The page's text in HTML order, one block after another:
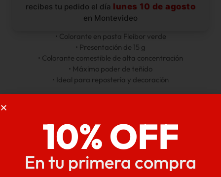
recibes tu pedido el día lunes 10 de agosto
en Montevideo
• Colorante en pasta Fleibor verde
• Presentación de 15 g
• Colorante comestible de alta concentración
• Máximo poder de teñido
• Ideal para repostería y decoración
Descipción
Métodos de pago
Envíos
10% OFF
En tu primera compra